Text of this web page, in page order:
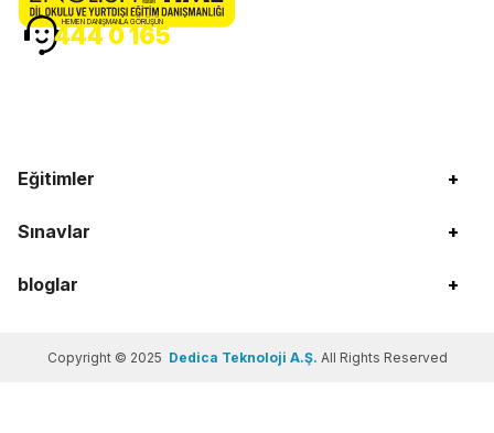
Eğitimler +
Sınavlar +
bloglar +
HEMEN DANIŞMANLA GÖRÜŞÜN
444 0 165
Copyright © 2025 Dedica Teknoloji A.Ş. All Rights Reserved